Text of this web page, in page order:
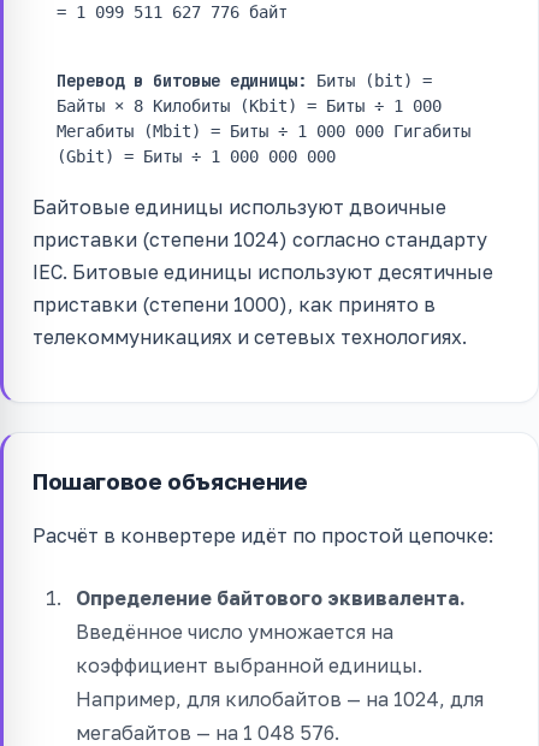
= 1 099 511 627 776 байт
Перевод в битовые единицы:
Биты (bit) =
Байты × 8 Килобиты (Kbit) = Биты ÷ 1 000
Мегабиты (Mbit) = Биты ÷ 1 000 000 Гигабиты
(Gbit) = Биты ÷ 1 000 000 000
Байтовые единицы используют двоичные
приставки (степени 1024) согласно стандарту
IEC. Битовые единицы используют десятичные
приставки (степени 1000), как принято в
телекоммуникациях и сетевых технологиях.
Пошаговое объяснение
Расчёт в конвертере идёт по простой цепочке:
Определение байтового эквивалента.
Введённое число умножается на
коэффициент выбранной единицы.
Например, для килобайтов — на 1024, для
мегабайтов — на 1 048 576.